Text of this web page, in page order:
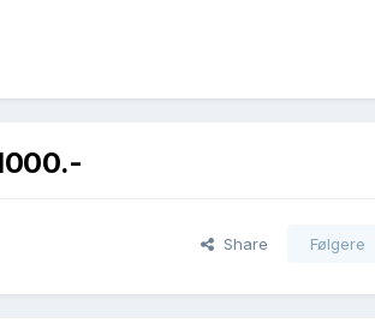
Share Følgere